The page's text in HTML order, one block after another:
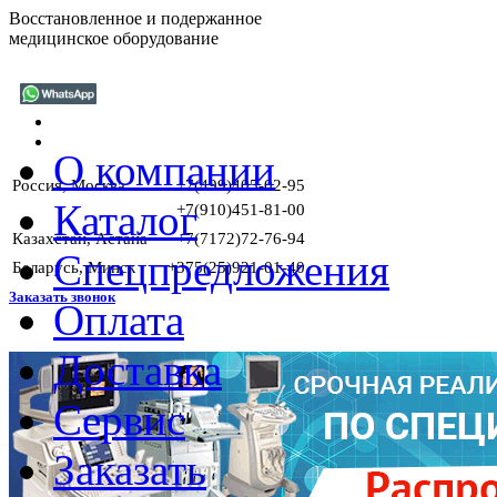
Восстановленное и подержанное
медицинское оборудование
Россия, Москва
+7(499)405-02-95
+7(910)451-81-00
Казахстан, Астана
+7(7172)72-76-94
Беларусь, Минск
+375(25)921-01-40
Заказать звонок
О компании
Каталог
Спецпредложения
Оплата
Доставка
Сервис
Заказать